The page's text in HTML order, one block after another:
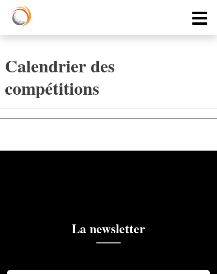
Calendrier des
compétitions
La newsletter
Cookies management panel